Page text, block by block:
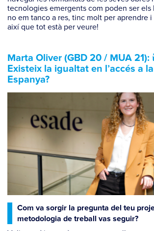
tecnologies emergents com poden ser els
no em tanco a res, tinc molt per aprendre
així que tot està per veure!
Marta Oliver (GBD 20 / MUA 21):
Existeix la igualtat en l’accés a
Espanya?
Com va sorgir la pregunta del teu
metodologia de treball vas seguir?